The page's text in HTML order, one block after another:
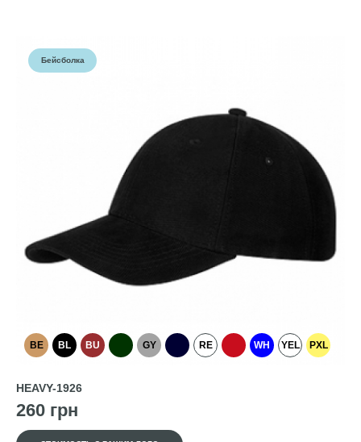
Бейсболка
BE BL BU GY RE WH YEL PXL
HEAVY-1926
260 грн